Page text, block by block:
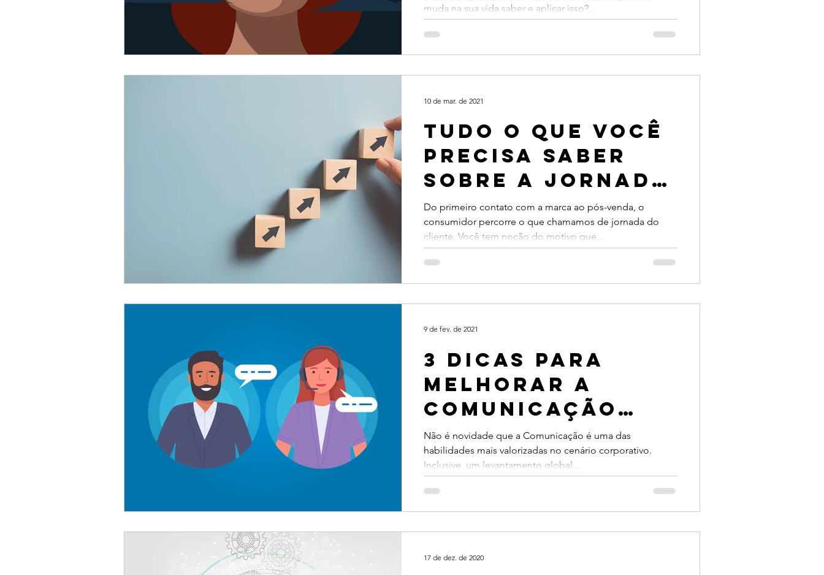
muda na sua vida saber e aplicar isso?...
Tudo o que você
precisa saber
sobre a jornada
do cliente
Do primeiro contato com a marca ao pós-venda, o
consumidor percorre o que chamamos de jornada do
cliente. Você tem noção do motivo que...
10 de mar. de 2021
3 dicas para
melhorar a
comunicação
com o seu
cliente
Não é novidade que a Comunicação é uma das
habilidades mais valorizadas no cenário corporativo.
Inclusive, um levantamento global...
9 de fev. de 2021
17 de dez. de 2020